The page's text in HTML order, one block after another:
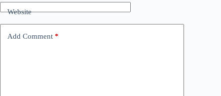
Website
Add Comment *